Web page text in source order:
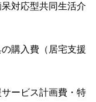
対応型共同生活介
購入費（居宅支援
ービス計画費・特